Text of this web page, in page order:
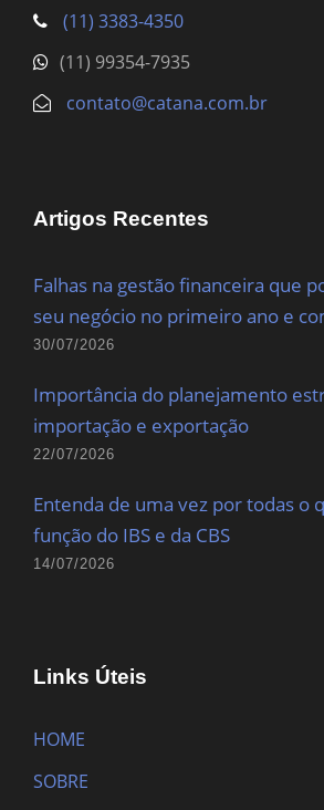
(11) 3383-4350
(11) 99354-7935
contato@catana.com.br
Artigos Recentes
Falhas na gestão financeira que
seu negócio no primeiro ano e
30/07/2026
Importância do planejamento
importação e exportação
22/07/2026
Entenda de uma vez por todas o
função do IBS e da CBS
14/07/2026
Links Úteis
HOME
SOBRE